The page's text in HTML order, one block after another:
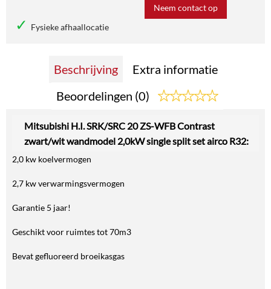
Fysieke afhaallocatie
Neem contact op
Beschrijving
Extra informatie
Beoordelingen (0)
Mitsubishi H.I. SRK/SRC 20 ZS-WFB Contrast
zwart/wit wandmodel 2,0kW single split set airco R32:
2,0 kw koelvermogen
2,7 kw verwarmingsvermogen
Garantie 5 jaar!
Geschikt voor ruimtes tot 70m3
Bevat gefluoreerd broeikasgas